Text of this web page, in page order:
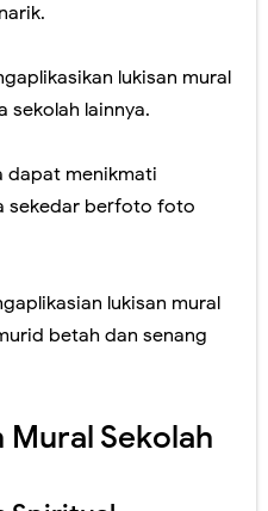
lukisan mural
sekolah lainnya.
dapat menikmati
sekedar berfoto foto
lukisan mural
betah dan senang
Mural Sekolah